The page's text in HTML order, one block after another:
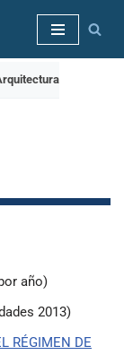
año)
2013)
RÉGIMEN DE